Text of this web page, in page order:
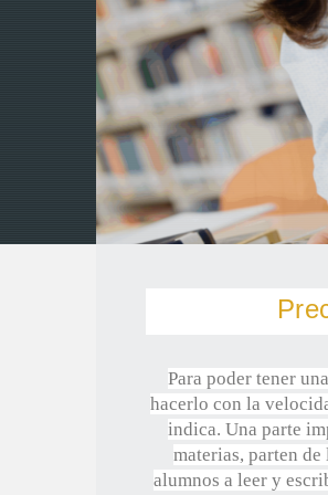
Para poder tener
hacerlo con la
indica. Una parte
materias, parten
alumnos a leer y